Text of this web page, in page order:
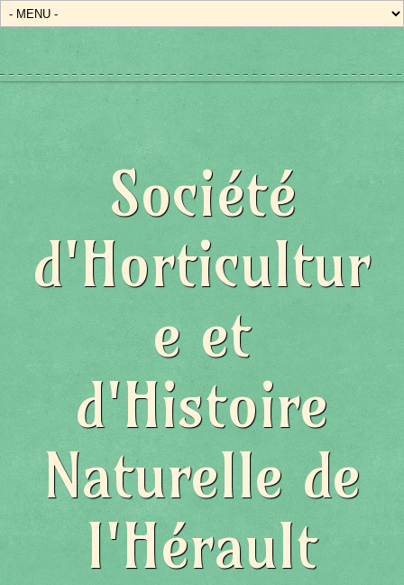
Société
d'Horticultur
e et
d'Histoire
Naturelle de
l'Hérault